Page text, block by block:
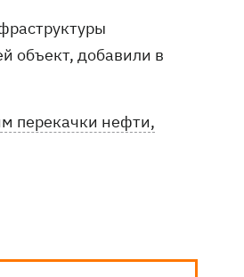
объект, добавили в
перекачки нефти,